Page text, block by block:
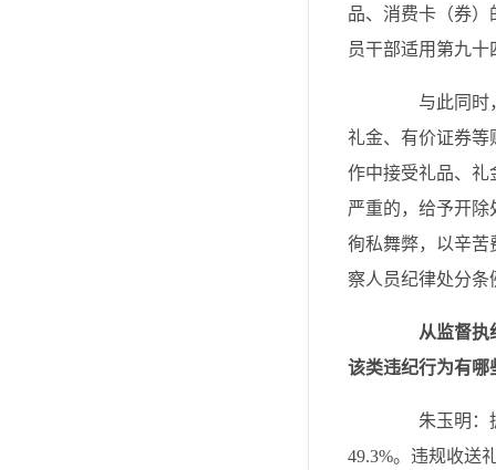
品、消费卡（券
员干部适用第九
与此同时，
礼金、有价证券等
作中接受礼品、礼
严重的，给予开
徇私舞弊，以辛苦
察人员纪律处分
从监督执
该类违纪行为有哪
朱玉明：据
49.3%。违规收送